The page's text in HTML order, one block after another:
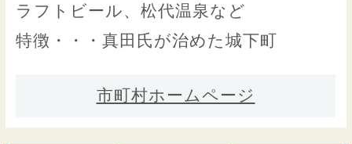
ラフトビール、松代温泉など
特徴・・・真田氏が治めた城下町
市町村ホームページ